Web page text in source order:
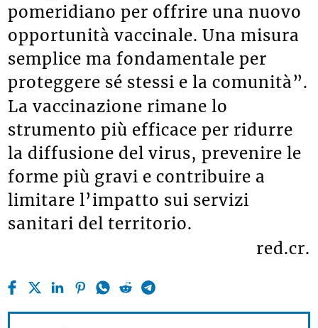
pomeridiano per offrire una nuovo
opportunità vaccinale. Una misura
semplice ma fondamentale per
proteggere sé stessi e la comunità”.
La vaccinazione rimane lo
strumento più efficace per ridurre
la diffusione del virus, prevenire le
forme più gravi e contribuire a
limitare l’impatto sui servizi
sanitari del territorio.
red.cr.